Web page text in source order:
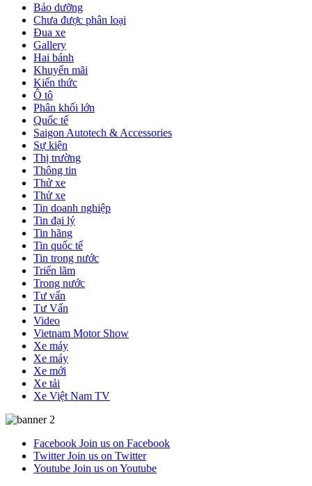
Bảo dưỡng
Chưa được phân loại
Đua xe
Gallery
Hai bánh
Khuyến mãi
Kiến thức
Ô tô
Phân khối lớn
Quốc tế
Saigon Autotech & Accessories
Sự kiện
Thị trường
Thông tin
Thử xe
Thử xe
Tin doanh nghiệp
Tin đại lý
Tin hãng
Tin quốc tế
Tin trong nước
Triển lãm
Trong nước
Tư vấn
Tư Vấn
Video
Vietnam Motor Show
Xe máy
Xe máy
Xe mới
Xe tải
Xe Việt Nam TV
Facebook Join us on Facebook
Twitter Join us on Twitter
Youtube Join us on Youtube